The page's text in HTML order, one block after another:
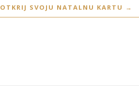
OTKRIJ SVOJU NATALNU KARTU →